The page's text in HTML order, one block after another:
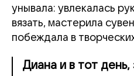
унывала: увлекалась
вязать, мастерила
побеждала в
Диана и в тот